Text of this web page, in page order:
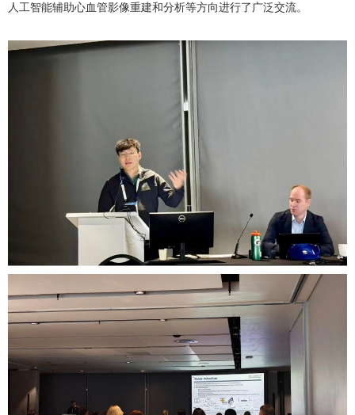
人工智能辅助心血管影像重建和分析等方向进行了广泛交流。